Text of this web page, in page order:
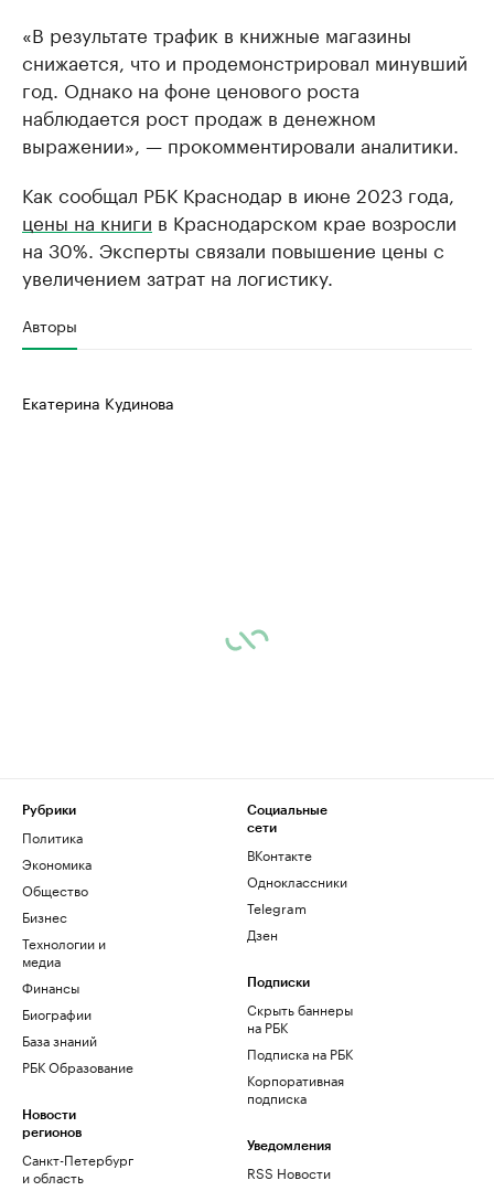
«В результате трафик в книжные магазины
снижается, что и продемонстрировал минувший
год. Однако на фоне ценового роста
наблюдается рост продаж в денежном
выражении», — прокомментировали аналитики.
Как сообщал РБК Краснодар в июне 2023 года,
цены на книги в Краснодарском крае возросли
на 30%. Эксперты связали повышение цены с
увеличением затрат на логистику.
Авторы
Екатерина Кудинова
Рубрики
Политика
Экономика
Общество
Бизнес
Технологии и
медиа
Финансы
Биографии
База знаний
РБК Образование
Новости
регионов
Санкт-Петербург
и область
Социальные
сети
ВКонтакте
Одноклассники
Telegram
Дзен
Подписки
Скрыть баннеры
на РБК
Подписка на РБК
Корпоративная
подписка
Уведомления
RSS Новости